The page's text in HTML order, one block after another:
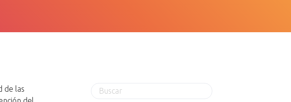
de las